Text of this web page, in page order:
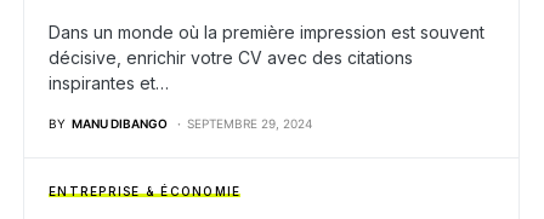
Dans un monde où la première impression est souvent
décisive, enrichir votre CV avec des citations
inspirantes et…
BY MANU DIBANGO SEPTEMBRE 29, 2024
ENTREPRISE & ÉCONOMIE